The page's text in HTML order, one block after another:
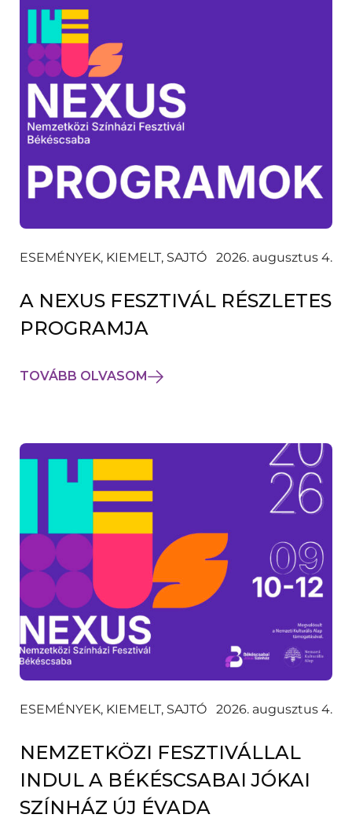
ESEMÉNYEK, KIEMELT, SAJTÓ 2026. augusztus 4.
A NEXUS FESZTIVÁL RÉSZLETES
PROGRAMJA
TOVÁBB OLVASOM
ESEMÉNYEK, KIEMELT, SAJTÓ 2026. augusztus 4.
NEMZETKÖZI FESZTIVÁLLAL
INDUL A BÉKÉSCSABAI JÓKAI
SZÍNHÁZ ÚJ ÉVADA